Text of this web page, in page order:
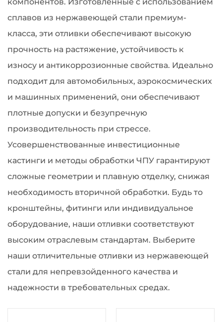
сплавов из нержавеющей стали премиум-
класса, эти отливки обеспечивают высокую
прочность на растяжение, устойчивость к
износу и антикоррозионные свойства. Идеально
подходит для автомобильных, аэрокосмических
и машинных применений, они обеспечивают
плотные допуски и безупречную
производительность при стрессе.
Усовершенствованные инвестиционные
кастинги и методы обработки ЧПУ гарантируют
сложные геометрии и плавную отделку, снижая
необходимость вторичной обработки. Будь то
кронштейны, фитинги или индивидуальное
оборудование, наши отливки соответствуют
высоким отраслевым стандартам. Выберите
наши отличительные отливки из нержавеющей
стали для непревзойденного качества и
надежности в требовательных средах.